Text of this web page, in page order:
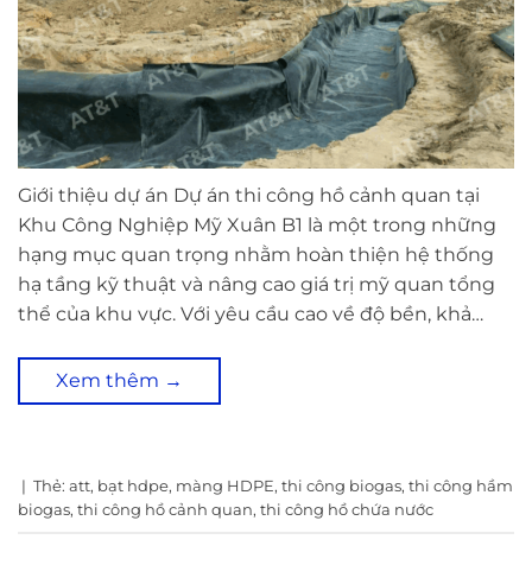
Giới thiệu dự án Dự án thi công hồ cảnh quan tại
Khu Công Nghiệp Mỹ Xuân B1 là một trong những
hạng mục quan trọng nhằm hoàn thiện hệ thống
hạ tầng kỹ thuật và nâng cao giá trị mỹ quan tổng
thể của khu vực. Với yêu cầu cao về độ bền, khả…
Xem thêm →
| Thẻ: att, bạt hdpe, màng HDPE, thi công biogas, thi công hầm
biogas, thi công hồ cảnh quan, thi công hồ chứa nước